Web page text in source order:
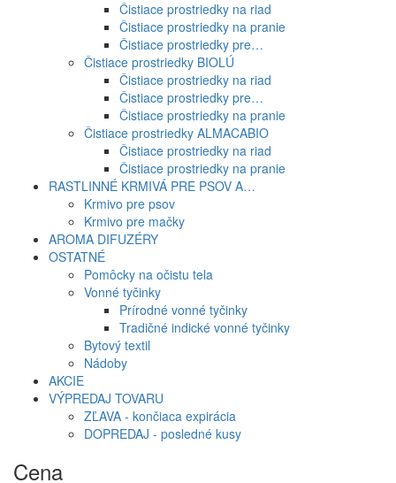
Čistiace prostriedky na riad
Čistiace prostriedky na pranie
Čistiace prostriedky pre…
Čistiace prostriedky BIOLÚ
Čistiace prostriedky na riad
Čistiace prostriedky pre…
Čistiace prostriedky na pranie
Čistiace prostriedky ALMACABIO
Čistiace prostriedky na riad
Čistiace prostriedky na pranie
RASTLINNÉ KRMIVÁ PRE PSOV A…
Krmivo pre psov
Krmivo pre mačky
AROMA DIFUZÉRY
OSTATNÉ
Pomôcky na očistu tela
Vonné tyčinky
Prírodné vonné tyčinky
Tradičné indické vonné tyčinky
Bytový textil
Nádoby
AKCIE
VÝPREDAJ TOVARU
ZĽAVA - končiaca expirácia
DOPREDAJ - posledné kusy
Cena